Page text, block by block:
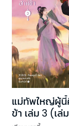
แม่ทัพใหญ่ผู้นี้
ข้า เล่ม 3 (เล่